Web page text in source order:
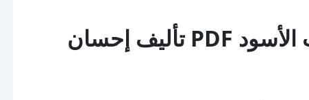
تحميل كتاب ثقوب فى الثوب الأسود PDF تأليف إحسان